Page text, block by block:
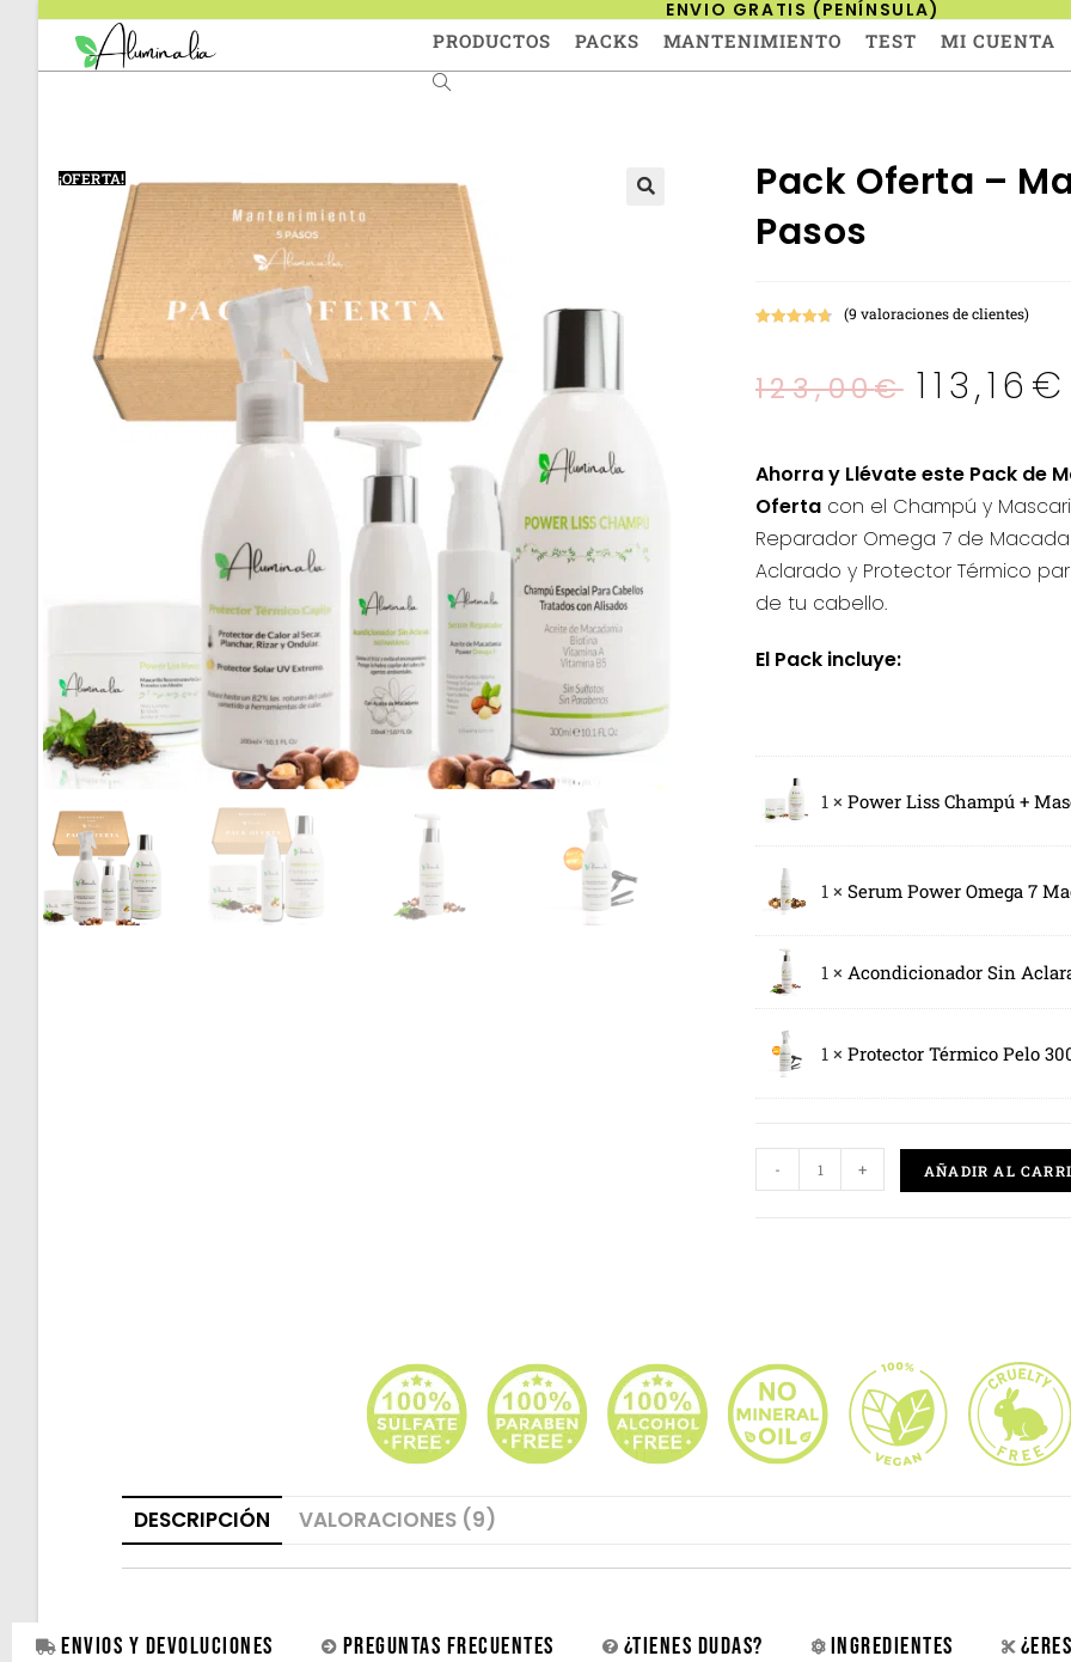
ENVIO GRATIS (PENÍNSULA)
PRODUCTOS
PACKS MANTENIMIENTO TEST MI CUENTA
¡OFERTA!
Pack Oferta –
Pasos
5 en base a
valoracione
(9 valoraciones de clientes)
123,00€ 113,16 €
Ahorra y Llévate este Pack de
Oferta con el Champú y
Reparador Omega 7 de
Aclarado y Protector Térmico
de tu cabello.
El Pack incluye:
1 × Power Liss Champú +
1 × Serum Power Omega 7
1 × Acondicionador Sin
1 × Protector Térmico Pelo
- + AÑADIR AL
DESCRIPCIÓN VALORACIONES (9)
DESCRIPCIÓN
ENVIOS Y DEVOLUCIONES PREGUNTAS FRECUENTES ¿TIENES DUDAS? INGREDIENTES